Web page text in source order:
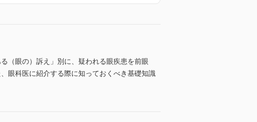
（眼の）訴え」別に、疑われる眼疾患を前眼
眼科医に紹介する際に知っておくべき基礎知識